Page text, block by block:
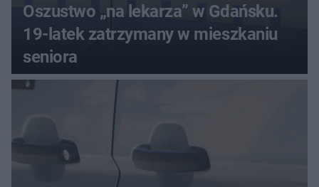
Oszustwo „na lekarza” w Gdańsku.
19-latek zatrzymany w mieszkaniu
seniora